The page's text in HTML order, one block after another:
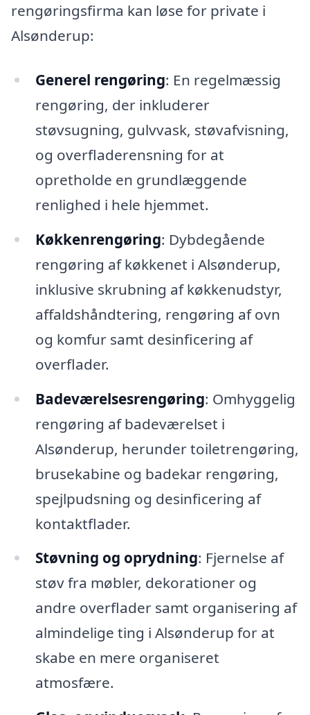
rengøringsfirma kan løse for private i
Alsønderup:
Generel rengøring: En regelmæssig
rengøring, der inkluderer
støvsugning, gulvvask, støvafvisning,
og overfladerensning for at
opretholde en grundlæggende
renlighed i hele hjemmet.
Køkkenrengøring: Dybdegående
rengøring af køkkenet i Alsønderup,
inklusive skrubning af køkkenudstyr,
affaldshåndtering, rengøring af ovn
og komfur samt desinficering af
overflader.
Badeværelsesrengøring: Omhyggelig
rengøring af badeværelset i
Alsønderup, herunder toiletrengøring,
brusekabine og badekar rengøring,
spejlpudsning og desinficering af
kontaktflader.
Støvning og oprydning: Fjernelse af
støv fra møbler, dekorationer og
andre overflader samt organisering af
almindelige ting i Alsønderup for at
skabe en mere organiseret
atmosfære.